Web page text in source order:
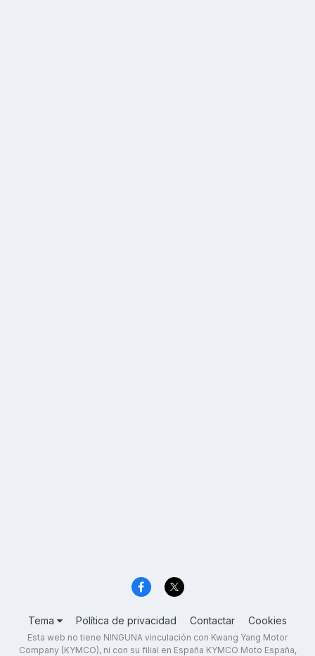
Tema Política de privacidad Contactar Cookies
Esta web no tiene NINGUNA vinculación con Kwang Yang Motor
Company (KYMCO), ni con su filial en España KYMCO Moto España,